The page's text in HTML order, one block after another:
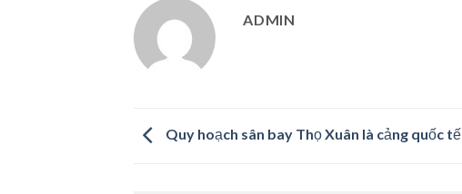
ADMIN
Quy hoạch sân bay Thọ Xuân là cảng quốc tế